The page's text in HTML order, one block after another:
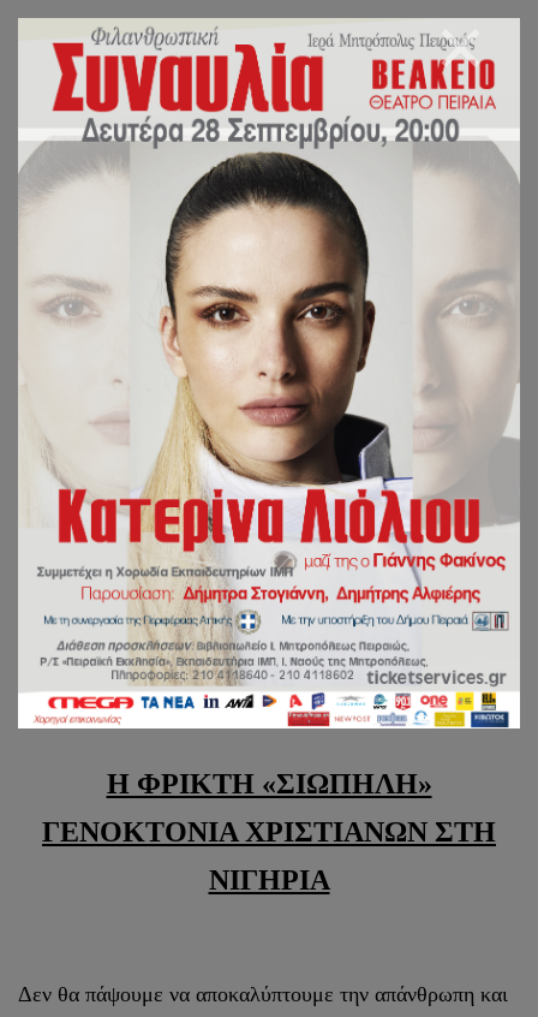
Η ΦΡΙΚΤΗ
«ΣΙΩΠΗΛΗ»
ΓΕΝΟΚΤΟΝΙΑ
ΧΡΙΣΤΙΑΝΩΝ ΣΤΗ
ΝΙΓΗΡΙΑ
ΙΕΡΑ ΜΗΤΡΟΠΟΛΙΣ ΠΕΙΡΑΙΩΣ
ΓΡΑΦΕΙΟ ΕΠΙ ΤΩΝ ΑΙΡΕΣΕΩΝ ΚΑΙ ΤΩΝ
ΠΑΡΑΘΡΗΣΚΕΙΩΝ
Εν Πειραιεί τη 28η Αυγούστου 2023
Η ΦΡΙΚΤΗ «ΣΙΩΠΗΛΗ»
ΓΕΝΟΚΤΟΝΙΑ ΧΡΙΣΤΙΑΝΩΝ ΣΤΗ
ΝΙΓΗΡΙΑ
Δεν θα πάψουμε να αποκαλύπτουμε την απάνθρωπη και